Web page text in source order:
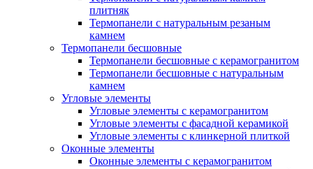
плитняк
Термопанели с натуральным резаным
камнем
Термопанели бесшовные
Термопанели бесшовные с керамогранитом
Термопанели бесшовные с натуральным
камнем
Угловые элементы
Угловые элементы с керамогранитом
Угловые элементы с фасадной керамикой
Угловые элементы с клинкерной плиткой
Оконные элементы
Оконные элементы с керамогранитом